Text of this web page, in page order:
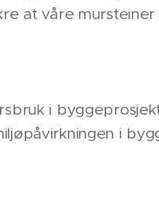
at våre
i
i